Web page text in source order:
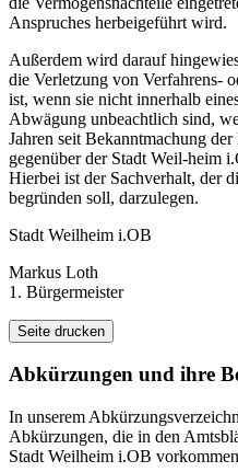
Anspruches herbeigeführt wird.
Außerdem wird darauf
die Verletzung von Verfahrens-
ist, wenn sie nicht innerhalb
Abwägung unbeachtlich sind,
Jahren seit Bekanntmachung
gegenüber der Stadt Weil-heim
Hierbei ist der Sachverhalt, der
begründen soll, darzulegen.
Stadt Weilheim i.OB
Markus Loth
1. Bürgermeister
Seite drucken
Abkürzungen und ihre
In unserem
Abkürzungen, die in den
Stadt Weilheim i.OB